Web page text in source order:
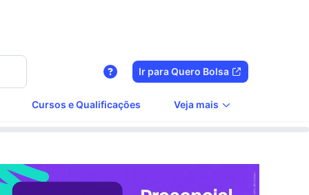
Ir para Quero Bolsa
Cursos e Qualificações Veja mais